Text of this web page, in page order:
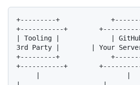
+---------+
+-----------+
| Tooling |             |
3rd Party |        | Your
+---------+
+-----------+